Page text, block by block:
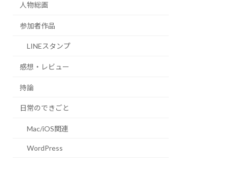
人物総画
参加者作品
LINEスタンプ
感想・レビュー
持論
日常のできごと
Mac/iOS関連
WordPress